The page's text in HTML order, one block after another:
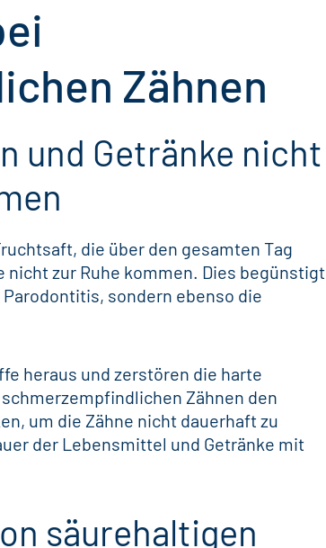
Zähnen
und Getränke nicht
die über den gesamten Tag
zur Ruhe kommen. Dies begünstigt
Parodontitis, sondern ebenso die
heraus und zerstören die harte
Zähnen den
um die Zähne nicht dauerhaft zu
der Lebensmittel und Getränke mit
säurehaltigen